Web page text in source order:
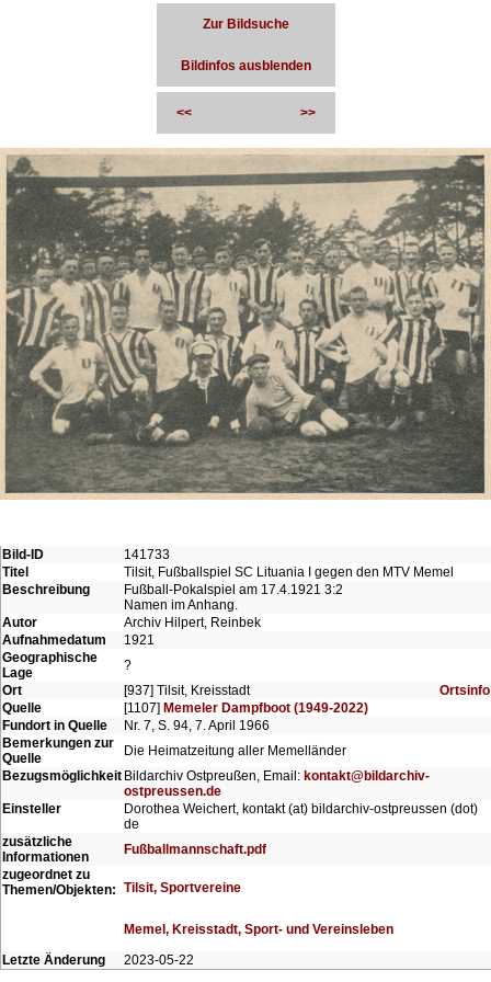
Zur Bildsuche
Bildinfos ausblenden
<< >>
Bild-ID
141733
Titel
Tilsit, Fußballspiel SC Lituania I gegen den MTV Memel
Beschreibung
Fußball-Pokalspiel am 17.4.1921 3:2
Namen im Anhang.
Autor
Archiv Hilpert, Reinbek
Aufnahmedatum
1921
Geographische
Lage
?
Ort
[937] Tilsit, Kreisstadt
Ortsinfo
Quelle
[1107] Memeler Dampfboot (1949-2022)
Fundort in Quelle
Nr. 7, S. 94, 7. April 1966
Bemerkungen zur
Quelle
Die Heimatzeitung aller Memelländer
Bezugsmöglichkeit Bildarchiv Ostpreußen, Email: kontakt@bildarchiv-
ostpreussen.de
Einsteller
Dorothea Weichert, kontakt (at) bildarchiv-ostpreussen (dot)
de
zusätzliche
Informationen
Fußballmannschaft.pdf
zugeordnet zu
Themen/Objekten: Tilsit, Sportvereine
Memel, Kreisstadt, Sport- und Vereinsleben
Letzte Änderung
2023-05-22